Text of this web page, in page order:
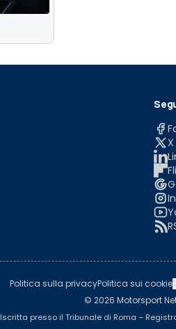
X
Politica sulla privacyPolitica sui cookie
© 2026 Motorsport
Iscritta presso il Tribunale di Roma –